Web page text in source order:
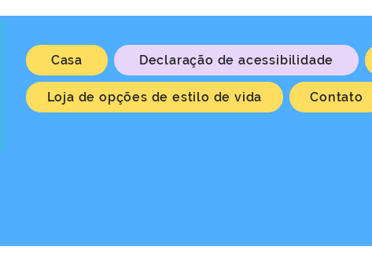
Casa Declaração de acessibilidade
Loja de opções de estilo de vida Contato